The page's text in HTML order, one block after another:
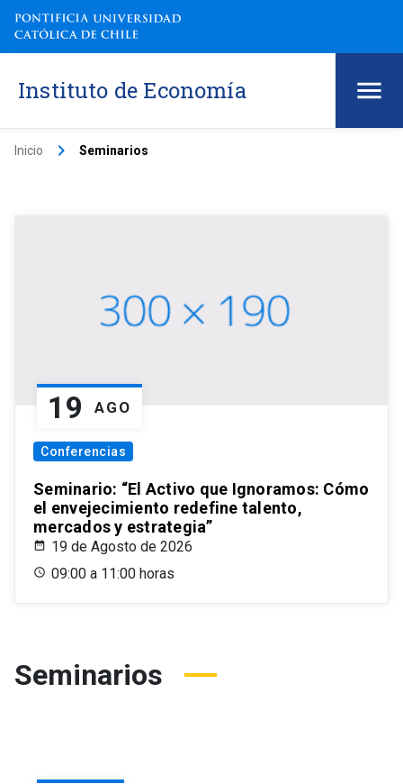
Instituto de Economía
Inicio keyboard_arrow_right Seminarios
19 AGO
Conferencias
Seminario: “El Activo que Ignoramos: Cómo
el envejecimiento redefine talento,
mercados y estrategia”
19 de Agosto de 2026
09:00 a 11:00 horas
Seminarios